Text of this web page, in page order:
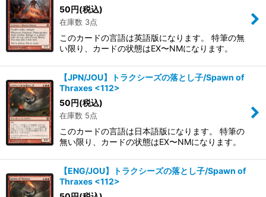
50円(税込)
在庫数 3点
このカードの言語は英語版になります。 特筆の無
い限り、カードの状態はEX〜NMになります。
【JPN/JOU】トラクシーズの落とし子/Spawn of
Thraxes <112>
50円(税込)
在庫数 5点
このカードの言語は日本語版になります。 特筆の
無い限り、カードの状態はEX〜NMになります。
【ENG/JOU】トラクシーズの落とし子/Spawn of
Thraxes <112>